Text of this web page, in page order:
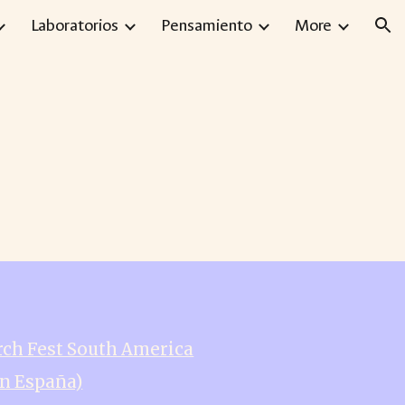
Laboratorios Pensamiento More
Fest South America
España)